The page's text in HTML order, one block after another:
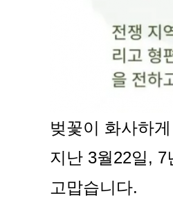
벚꽃이 화사하
지난 3월22일, 7
고맙습니다.